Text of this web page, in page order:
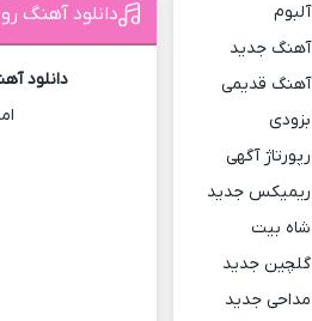
دانلود آهنگ
دانلود
آلبوم
آهنگ جدید
آهنگ قدیمی
بزودی
رپورتاژ آگهی
ریمیکس جدید
شاه بیت
گلچین جدید
مداحی جدید